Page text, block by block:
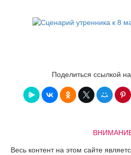
Поделиться ссылкой
Весь контент на этом сайте